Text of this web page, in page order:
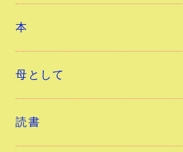
本
母として
読書